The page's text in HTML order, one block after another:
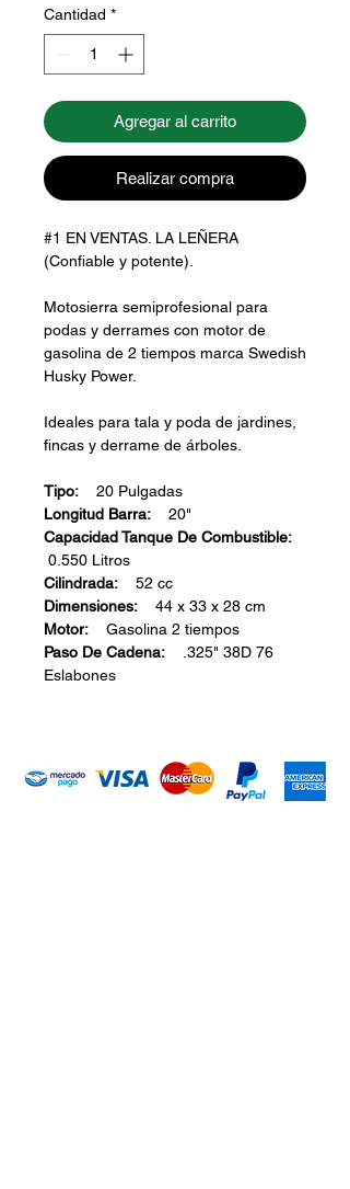
Cantidad *
Agregar al carrito
Realizar compra
#1 EN VENTAS. LA LEÑERA
(Confiable y potente).
Motosierra semiprofesional para
podas y derrames con motor de
gasolina de 2 tiempos marca Swedish
Husky Power.
Ideales para tala y poda de jardines,
fincas y derrame de árboles.
Tipo: 20 Pulgadas
Longitud Barra: 20"
Capacidad Tanque De Combustible:
0.550 Litros
Cilindrada: 52 cc
Dimensiones: 44 x 33 x 28 cm
Motor: Gasolina 2 tiempos
Paso De Cadena: .325" 38D 76
Eslabones